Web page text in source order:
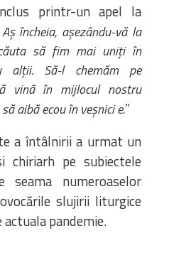
printr-un apel la
Aș încheia, așezându-vă la
să fim mai uniți în
alții. Să-l chemăm pe
vină în mijlocul nostru
aibă ecou în veșnicie.”
a întâlnirii a urmat un
chiriarh pe subiectele
numeroaselor
slujirii liturgice
pandemie.